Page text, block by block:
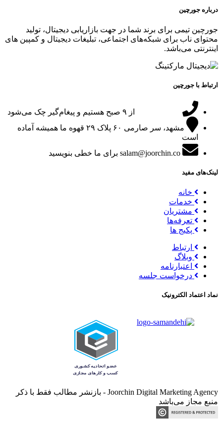
درباره جورچین
جورچین تیمی برای برند شما در جهت بازاریابی دیجیتال، تولید
محتوای ناب برای شبکه‌های اجتماعی، تبلیغات دیجیتال و کمپین های
اینترنتی می‌باشد.
ارتباط با جورچین
از ۹ صبح هستیم و پیغام‌گیر چک می‌شود
مشهد، سر صارمی ۶۰ پلاک ۲۹
قهوه ما همیشه آماده
است
salam@joorchin.co برای ما خطی بنویسید
لینک‌های مفید
خانه
خدمات
مشتریان
تعرفه‌ها
پکیج ها
ارتباط
وبلاگ
اعتبارنامه
درخواست جلسه
نماد اعتماد الکترونیک
Joorchin Digital Marketing Agency - بازنشر مطالب فقط با ذکر
منبع مجاز می‌باشد